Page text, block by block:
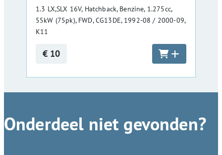
1.3 LX,SLX 16V, Hatchback, Benzine, 1.275cc,
55kW (75pk), FWD, CG13DE, 1992-08 / 2000-09,
K11
€ 10
Onderdeel niet gevonden?